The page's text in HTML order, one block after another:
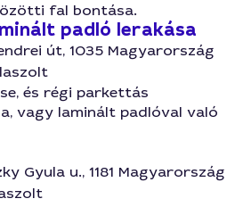
fal bontása.
padló lerakása
út, 1035 Magyarország
és régi parkettás
vagy laminált padlóval való
Gyula u., 1181 Magyarország